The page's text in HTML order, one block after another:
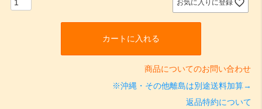
お気に入りに登録
カートに入れる
商品についてのお問い合わせ
※沖縄・その他離島は別途送料加算→
返品特約について